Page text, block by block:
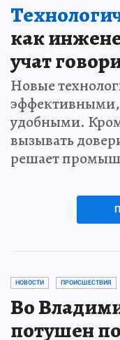
как
учат
Новые
удобными.
вызывать
решает
НОВОСТИ ПРОИСШЕСТВИЯ
Во
потушен